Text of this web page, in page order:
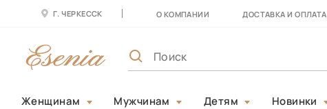
Г. ЧЕРКЕССК О КОМПАНИИ ДОСТАВКА И ОПЛАТА
Женщинам Мужчинам Детям Новинки